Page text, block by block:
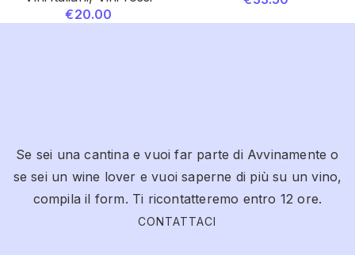
€20.00
Se sei una cantina e vuoi far parte di Avvinamente o
se sei un wine lover e vuoi saperne di più su un vino,
compila il form. Ti ricontatteremo entro 12 ore.
CONTATTACI